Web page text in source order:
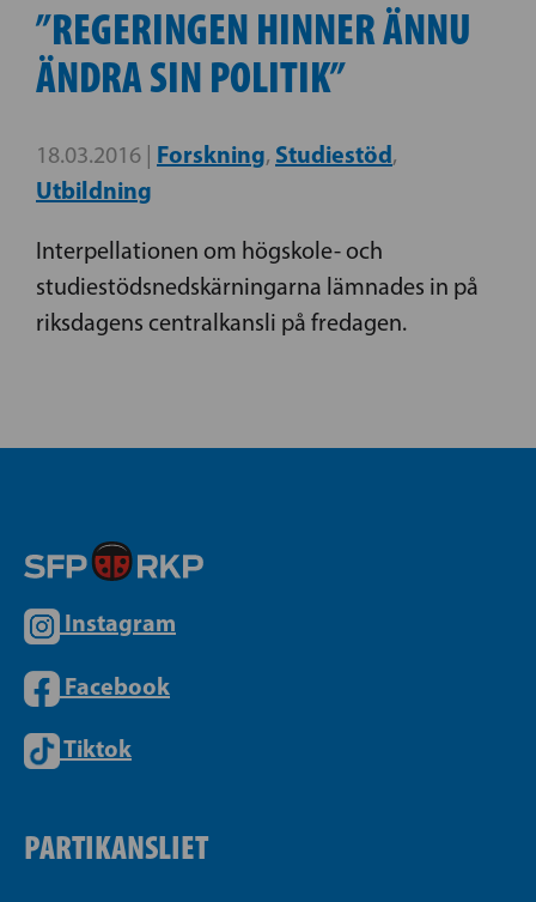
”REGERINGEN HINNER ÄNNU
ÄNDRA SIN POLITIK”
18.03.2016 | Forskning, Studiestöd,
Utbildning
Interpellationen om högskole- och
studiestödsnedskärningarna lämnades in på
riksdagens centralkansli på fredagen.
Instagram
Facebook
Tiktok
PARTIKANSLIET